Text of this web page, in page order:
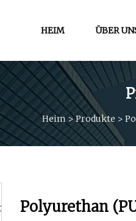
HEIM ÜBER
Heim >Produkte >
Polyurethan